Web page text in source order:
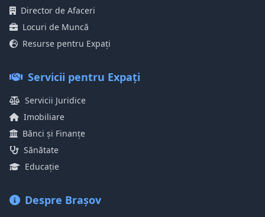
Director de Afaceri
Locuri de Muncă
Resurse pentru Expați
Servicii pentru Expați
Servicii Juridice
Imobiliare
Bănci și Finanțe
Sănătate
Educație
Despre Brașov